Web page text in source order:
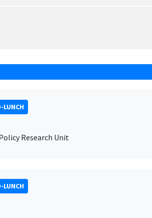
LUNCH
Research Unit
LUNCH